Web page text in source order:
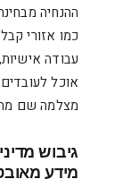
ההנחיה
כמו אזורי
עבודה
אוכל
מצלמה שם
גיבוש
מידע